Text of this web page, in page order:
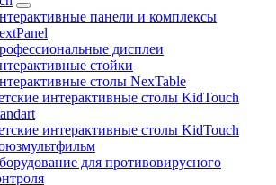
панели и комплексы
дисплеи
стойки
столы NexTable
интерактивные столы KidTouch
интерактивные столы KidTouch
для противовирусного